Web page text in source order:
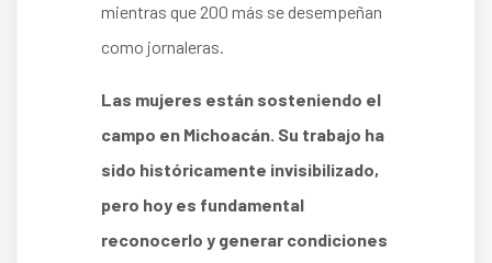
mientras que 200 más se desempeñan
como jornaleras.
Las mujeres están sosteniendo el
campo en Michoacán. Su trabajo ha
sido históricamente invisibilizado,
pero hoy es fundamental
reconocerlo y generar condiciones